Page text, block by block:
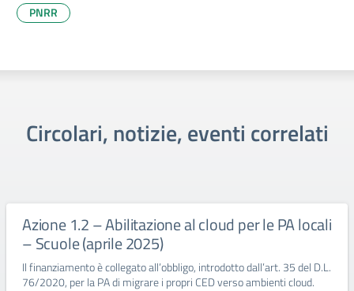
PNRR
Circolari, notizie, eventi correlati
Azione 1.2 – Abilitazione al cloud per le PA locali
– Scuole (aprile 2025)
Il finanziamento è collegato all’obbligo, introdotto dall’art. 35 del D.L.
76/2020, per la PA di migrare i propri CED verso ambienti cloud.